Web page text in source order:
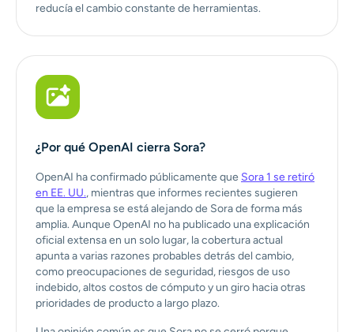
reducía el cambio constante de herramientas.
¿Por qué OpenAI cierra Sora?
OpenAI ha confirmado públicamente que Sora 1 se retiró
en EE. UU., mientras que informes recientes sugieren
que la empresa se está alejando de Sora de forma más
amplia. Aunque OpenAI no ha publicado una explicación
oficial extensa en un solo lugar, la cobertura actual
apunta a varias razones probables detrás del cambio,
como preocupaciones de seguridad, riesgos de uso
indebido, altos costos de cómputo y un giro hacia otras
prioridades de producto a largo plazo.